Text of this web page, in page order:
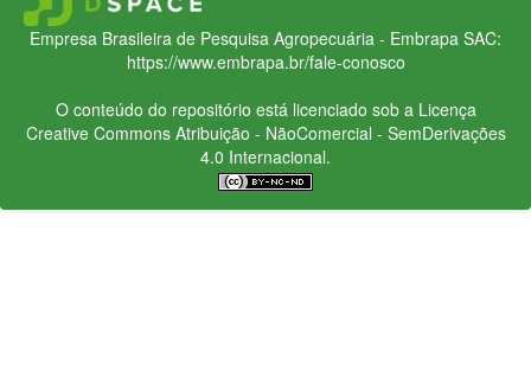
Empresa Brasileira de Pesquisa Agropecuária - Embrapa SAC:
https://www.embrapa.br/fale-conosco
O conteúdo do repositório está licenciado sob a Licença
Creative CommonsAtribuição - NãoComercial - SemDerivações
4.0 Internacional.